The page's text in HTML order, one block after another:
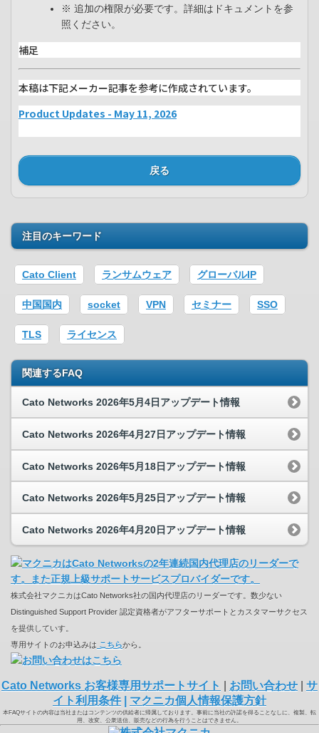
※ 追加の権限が必要です。詳細はドキュメントを参
照ください。
補足
本稿は下記メーカー記事を参考に作成されています。
Product Updates - May 11, 2026
戻る
注目のキーワード
Cato Client ランサムウェア グローバルIP
中国国内 socket VPN セミナー SSO
TLS ライセンス
関連するFAQ
Cato Networks 2026年5月4日アップデート情報
Cato Networks 2026年4月27日アップデート情報
Cato Networks 2026年5月18日アップデート情報
Cato Networks 2026年5月25日アップデート情報
Cato Networks 2026年4月20日アップデート情報
株式会社マクニカはCato Networks社の国内代理店のリーダーです。数少ない
Distinguished Support Provider 認定資格者がアフターサポートとカスタマーサクセス
を提供していす。
専用サイトのお申込みは こちらから。
Cato Networks お客様専用サポートサイト お問い合わせ
サ
イト利用条件| マクニカ個人情報保護方針
本FAQサイトの内容は当社またはコンテンツの供給者に帰属しております。事前に当社の許諾を得ることなしに、複製、転
用、改変、公衆送信、販売などの行為を行うことはできません。